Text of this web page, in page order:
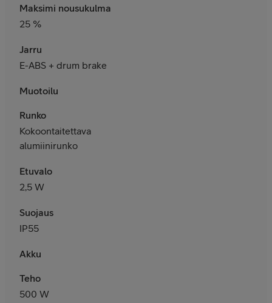
Maksimi nousukulma
25 %
Jarru
E-ABS + drum brake
Muotoilu
Runko
Kokoontaitettava
alumiinirunko
Etuvalo
2,5 W
Suojaus
IP55
Akku
Teho
500 W